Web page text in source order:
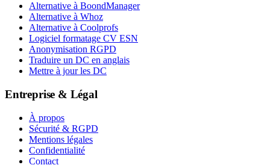
Alternative à BoondManager
Alternative à Whoz
Alternative à Coolprofs
Logiciel formatage CV ESN
Anonymisation RGPD
Traduire un DC en anglais
Mettre à jour les DC
Entreprise & Légal
À propos
Sécurité & RGPD
Mentions légales
Confidentialité
Contact